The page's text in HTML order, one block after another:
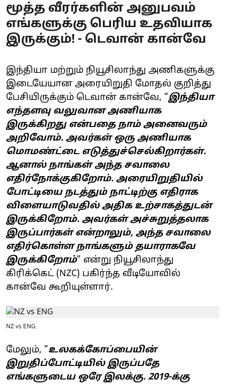
மூத்த வீரர்களின் அனுபவம்
எங்களுக்கு பெரிய உதவியாக
இருக்கும்! - டெவான் கான்வே
இந்தியா மற்றும் நியூசிலாந்து அணிகளுக்கு
இடையேயான அரையிறுதி மோதல் குறித்து
பேசியிருக்கும் டெவான் கான்வே, “இந்தியா
எந்தளவு வலுவான அணியாக
இருக்கிறது என்பதை நாம் அனைவரும்
அறிவோம். அவர்கள் ஒரு அணியாக
மொமண்ட்டை எடுத்துச்செல்கிறார்கள்.
ஆனால் நாங்கள் அந்த சவாலை
எதிர்நோக்குகிறோம். அரையிறுதியில்
போட்டியை நடத்தும் நாட்டிற்கு எதிராக
விளையாடுவதில் அதிக உற்சாகத்துடன்
இருக்கிறோம். அவர்கள் அச்சுறுத்தலாக
இருப்பார்கள் என்றாலும், அந்த சவாலை
எதிர்கொள்ள நாங்களும் தயாராகவே
இருக்கிறோம்" என்று நியூசிலாந்து
கிரிக்கெட் (NZC) பகிர்ந்த வீடியோவில்
கான்வே கூறியுள்ளார்.
NZ vs ENG
மேலும், "உலகக்கோப்பையின்
இறுதிப்போட்டியில் இருப்பதே
எங்களுடைய ஒரே இலக்கு. 2019-க்கு